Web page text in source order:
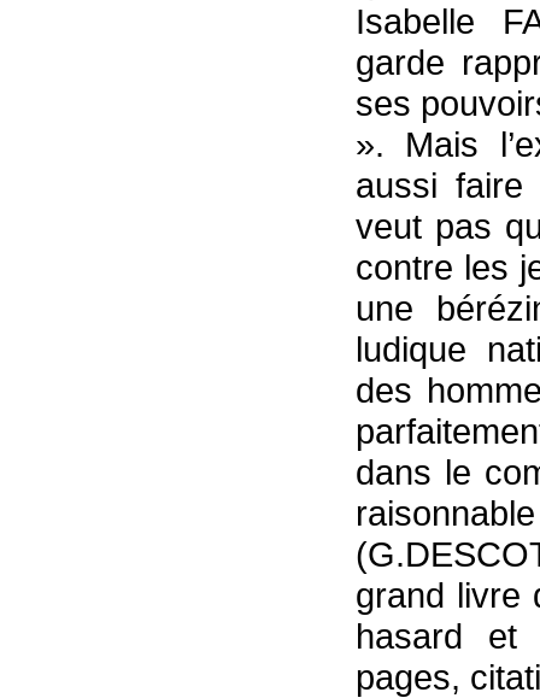
Isabelle
garde
ses
». Mais
aussi
veut pas
contre les
une
ludique
des
dans le
grand livre
hasard et
pages,